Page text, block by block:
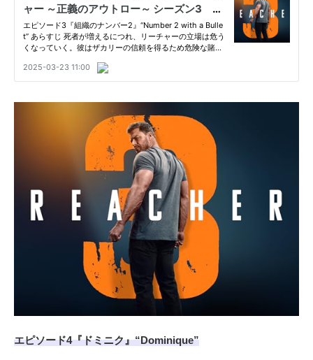
エピソード4『ドミニク』“Dominique”